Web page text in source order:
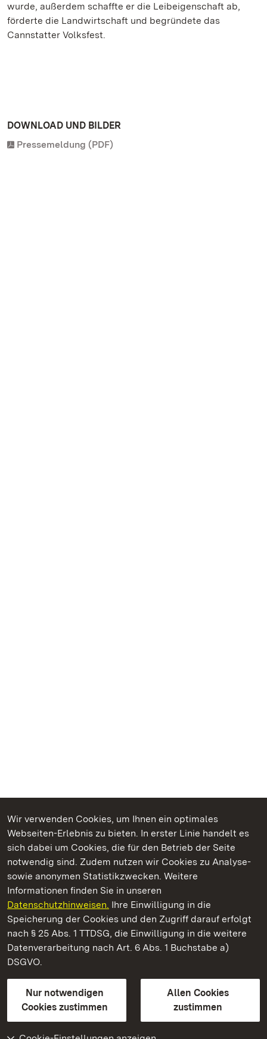
Wir verwenden Cookies, um Ihnen ein optimales
Webseiten-Erlebnis zu bieten. In erster Linie handelt es
sich dabei um Cookies, die für den Betrieb der Seite
notwendig sind. Zudem nutzen wir Cookies zu Analyse-
sowie anonymen Statistikzwecken. Weitere
Informationen finden Sie in unseren
Datenschutzhinweisen. Ihre Einwilligung in die
Speicherung der Cookies und den Zugriff darauf erfolgt
nach § 25 Abs. 1 TTDSG, die Einwilligung in die weitere
Datenverarbeitung nach Art. 6 Abs. 1 Buchstabe a)
DSGVO.
Nur notwendigen
Cookies zustimmen
Allen Cookies
zustimmen
wurde, außerdem schaffte er die Leibeigenschaft ab,
förderte die Landwirtschaft und begründete das
Cannstatter Volksfest.
DOWNLOAD UND BILDER
Pressemeldung (PDF)
Kommen. Staunen. Genießen.
Hochburg bei Emmendingen
Staatliche Schlösser und Gärten Baden-Württemberg
Kontakt
GebärdenspracheLeichte Sprache
Erklärung zur Barrierefreiheit
BITV-konform (geprüfte Seiten)